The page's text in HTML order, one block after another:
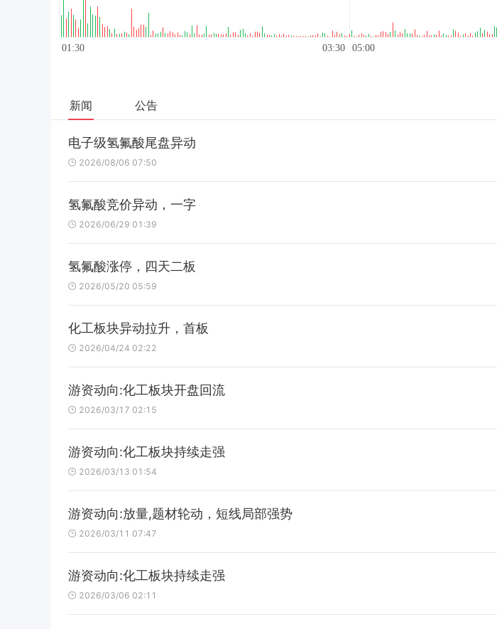
新闻 公告
电子级氢氟酸尾盘异动
2026/08/06 07:50
氢氟酸竞价异动，一字
2026/06/29 01:39
氢氟酸涨停，四天二板
2026/05/20 05:59
化工板块异动拉升，首板
2026/04/24 02:22
游资动向:化工板块开盘回流
2026/03/17 02:15
游资动向:化工板块持续走强
2026/03/13 01:54
游资动向:放量,题材轮动，短线局部强势
2026/03/11 07:47
游资动向:化工板块持续走强
2026/03/06 02:11